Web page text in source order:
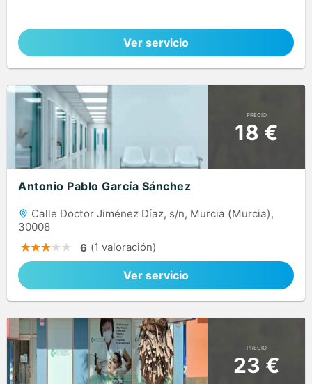
Ver servicio
PRECIO
18 €
Antonio Pablo García Sánchez
Calle Doctor Jiménez Díaz, s/n, Murcia (Murcia),
30008
6 (1 valoración)
Ver servicio
PRECIO
23 €